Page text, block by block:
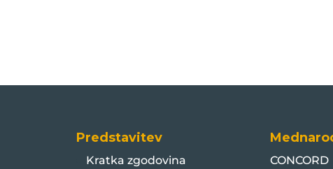
Predstavitev
Kratka zgodovina
CONCORD